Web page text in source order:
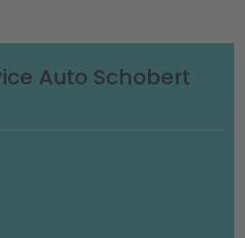
Auto Schobert